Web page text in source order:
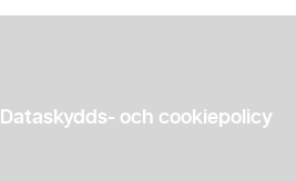
Dataskydds- och cookiepolicy